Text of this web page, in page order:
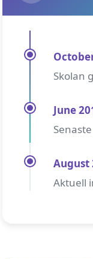
Skolan
June
August
Aktuell